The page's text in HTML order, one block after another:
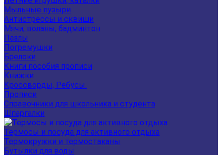
Мыльные пузыри
Антистрессы и сквиши
Мячи, воланы, бадминтон
Пазлы
Погремушки
Брелоки
Книги пособия прописи
Книжки
Кроссворды, Ребусы.
Прописи
Справочники для школьника и студента
Шпаргалки
Термосы и посуда для активного отдыха
Термокружки и термостаканы
Бутылки для воды